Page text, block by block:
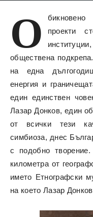
О
проекти
обществена
на една
енергия и
един единствен
Лазар Донков, един
от всички тези
симбиоза, днес
с подобно
километра от
името Етнографски
на което Лазар